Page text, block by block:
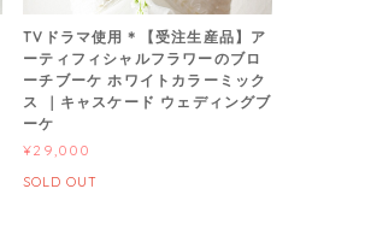
TVドラマ使用＊【受注生産品】ア
ーティフィシャルフラワーのブロ
ーチブーケ ホワイトカラーミック
ス ｜キャスケード ウェディングブ
ーケ
¥29,000
SOLD OUT